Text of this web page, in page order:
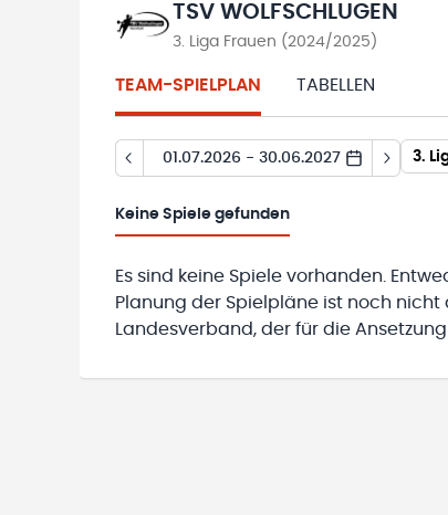
TSV WOLFSCHLUGEN
3. Liga Frauen (2024/2025)
TEAM-SPIELPLAN TABELLEN
01.07.2026 - 30.06.2027 3.
Keine Spiele gefunden
Es sind keine Spiele vorhanden.
Planung der Spielpläne ist noch
Landesverband, der für die